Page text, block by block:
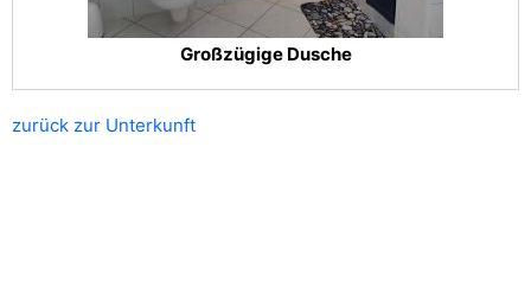
Großzügige Dusche
zurück zur Unterkunft